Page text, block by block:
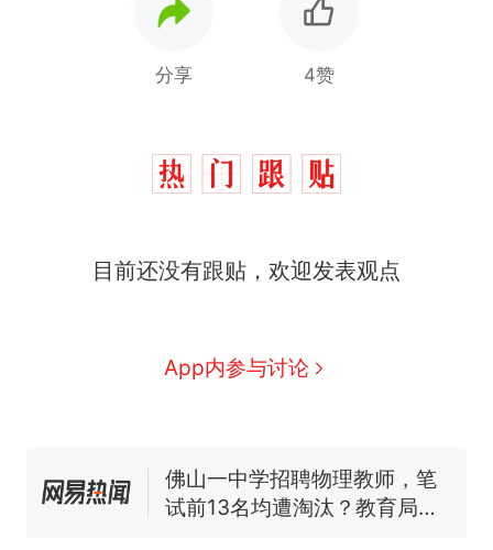
分享 4赞
目前还没有跟贴，欢迎发表观点
App内参与讨论
人生
新 费大厨“全国小炒肉大王”称
佛山一中学招聘物理教师，笔
试前13名均遭淘汰？教育局：